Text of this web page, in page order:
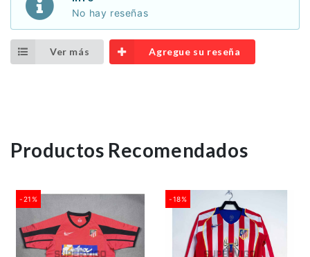
No hay reseñas
Ver más Agregue su reseña
Productos Recomendados
-21% -18%